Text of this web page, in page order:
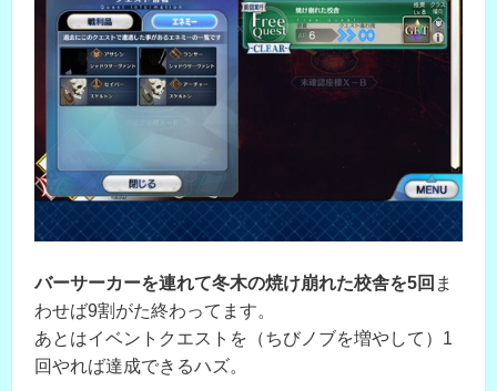
バーサーカーを連れて冬木の焼け崩れた校舎を5回 ま
わせば9割がた終わってます。
あとはイベントクエストを（ちびノブを増やして）1
回やれば達成できるハズ。